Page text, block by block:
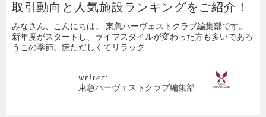
取引動向と人気施設ランキングをご紹介！
みなさん、こんにちは。 東急ハーヴェストクラブ編集部です。
新年度がスタートし、ライフスタイルが変わった方も多いであろ
うこの季節。慌ただしくてリラック…
writer:
東急ハーヴェストクラブ編集部